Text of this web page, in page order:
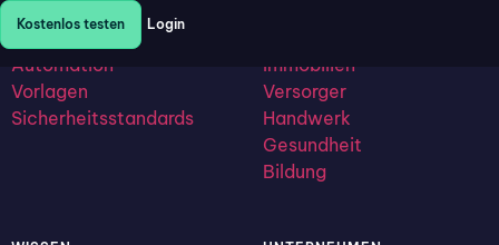
Kostenlos testen Login
Automation
Vorlagen
Sicherheitsstandards
Immobilien
Versorger
Handwerk
Gesundheit
Bildung